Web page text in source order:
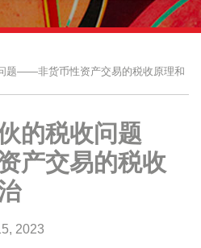
题——非货币性资产交易的税收原理和
的税收问题
产交易的税收
2023